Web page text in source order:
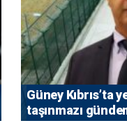
Güney Kıbrıs’ta
taşınmazı